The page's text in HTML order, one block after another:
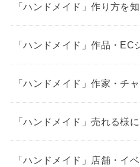
「ハンドメイド」作り方を
「ハンドメイド」作品・EC
「ハンドメイド」作家・チ
「ハンドメイド」売れる様
「ハンドメイド」店舗・イ